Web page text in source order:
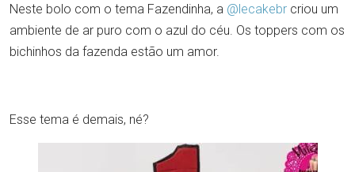
Neste bolo com o tema Fazendinha, a @lecakebr criou um
ambiente de ar puro com o azul do céu. Os toppers com os
bichinhos da fazenda estão um amor.
Esse tema é demais, né?